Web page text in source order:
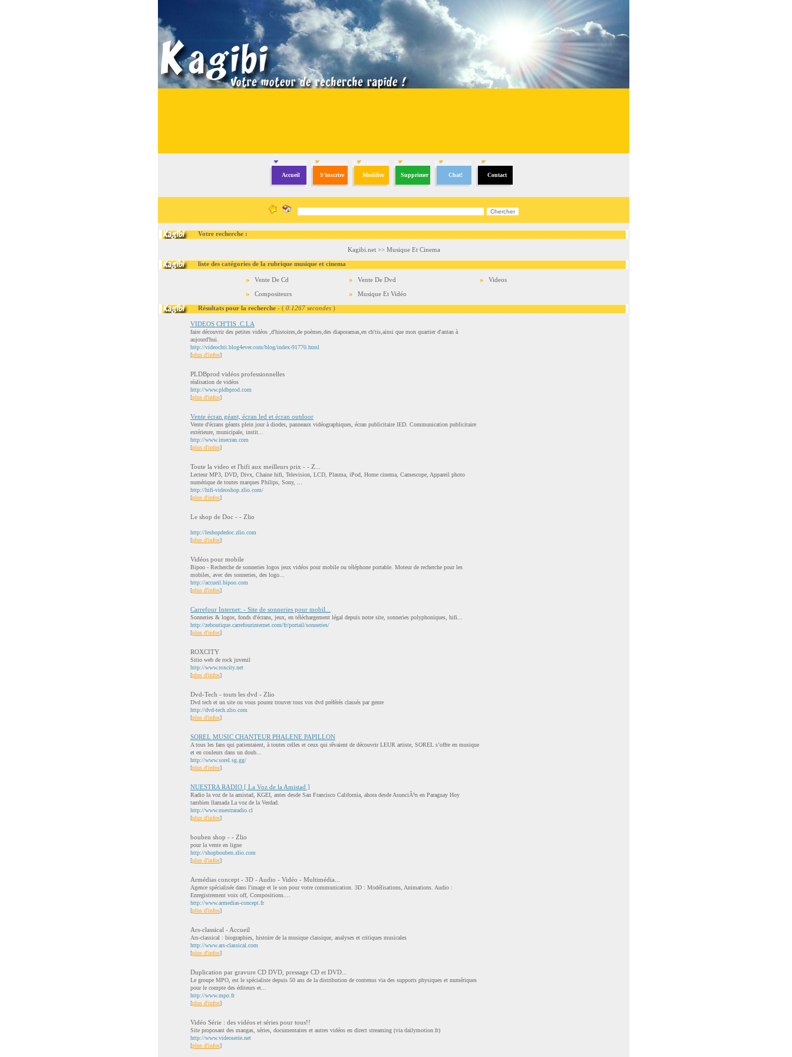
Accueil S'inscrire Modifier Supprimer Chat! Contact
Votre recherche :
Kagibi.net>> Musique Et Cinema
liste des catégories de la rubrique musique et cinema
Vente De Cd Vente De Dvd
Videos
Compositeurs
Musique Et Vidéo
Résultats pour la recherche - ( 0.1267 secondes )
VIDEOS CH'TIS .C.LA
faire découvrir des petites vidéos ,d'histoires,de poèmes,des diaporamas,en ch'tis,ainsi que mon quartier d'antan à
aujourd'hui.
http://videochti.blog4ever.com/blog/index-91770.html
[plus d'infos]
PLDBprod vidéos professionnelles
réalisation de vidéos
http://www.pldbprod.com
[plus d'infos]
Vente écran géant, écran led et écran outdoor
Vente d'écrans géants plein jour à diodes, panneaux vidéographiques, écran publicitaire lED. Communication publicitaire
extérieure, municipale, instit...
http://www.imecran.com
[plus d'infos]
Toute la video et l'hifi aux meilleurs prix - - Z...
Lecteur MP3, DVD, Divx, Chaine hifi, Television, LCD, Plasma, iPod, Home cinema, Camescope, Appareil photo
numérique de toutes marques Philips, Sony, ...
http://hifi-videoshop.zlio.com/
[plus d'infos]
Le shop de Doc - - Zlio
http://leshopdedoc.zlio.com
[plus d'infos]
Vidéos pour mobile
Bipoo - Recherche de sonneries logos jeux vidéos pour mobile ou téléphone portable. Moteur de recherche pour les
mobiles, avec des sonneries, des logo...
http://accueil.bipoo.com
[plus d'infos]
Carrefour Internet: - Site de sonneries pour mobil...
Sonneries & logos, fonds d'écrans, jeux, en téléchargement légal depuis notre site, sonneries polyphoniques, hifi...
http://zeboutique.carrefourinternet.com/fr/portail/sonneries/
[plus d'infos]
ROXCITY
Sitio web de rock juvenil
http://www.roxcity.net
[plus d'infos]
Dvd-Tech - touts les dvd - Zlio
Dvd tech et un site ou vous pourez trouver tous vos dvd préférés classés par genre
http://dvd-tech.zlio.com
[plus d'infos]
SOREL MUSIC CHANTEUR PHALENE PAPILLON
A tous les fans qui patientaient, à toutes celles et ceux qui rêvaient de découvrir LEUR artiste, SOREL s’offre en musique
et en couleurs dans un doub...
http://www.sorel.sg.gg/
[plus d'infos]
NUESTRA RADIO [ La Voz de la Amistad ]
Radio la voz de la amistad, KGEI, antes desde San Francisco California, ahora desde AsunciÃ³n en Paraguay Hoy
tambien llamada La voz de la Verdad.
http://www.nuestraradio.cl
[plus d'infos]
bouben shop - - Zlio
pour la vente en ligne
http://shopbouben.zlio.com
[plus d'infos]
Armédias concept - 3D - Audio - Vidéo - Multimédia...
Agence spécialisée dans l'image et le son pour votre communication. 3D : Modélisations, Animations. Audio :
Enregistrement voix off, Compositions....
http://www.armedias-concept.fr
[plus d'infos]
Ars-classical - Accueil
Ars-classical : biographies, histoire de la musique classique, analyses et critiques musicales
http://www.ars-classical.com
[plus d'infos]
Duplication par gravure CD DVD, pressage CD et DVD...
Le groupe MPO, est le spécialiste depuis 50 ans de la distribution de contenus via des supports physiques et numériques
pour le compte des éditeurs et...
http://www.mpo.fr
[plus d'infos]
Vidéo Série : des vidéos et séries pour tous!!
Site proposant des mangas, séries, documentaires et autres vidéos en direct streaming (via dailymotion.fr)
http://www.videoserie.net
[plus d'infos]